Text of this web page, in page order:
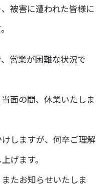
被害に遭われた皆様に
営業が困難な状況で
面の間、休業いたしま
しますが、何卒ご理解
げます。
たお知らせいたしま